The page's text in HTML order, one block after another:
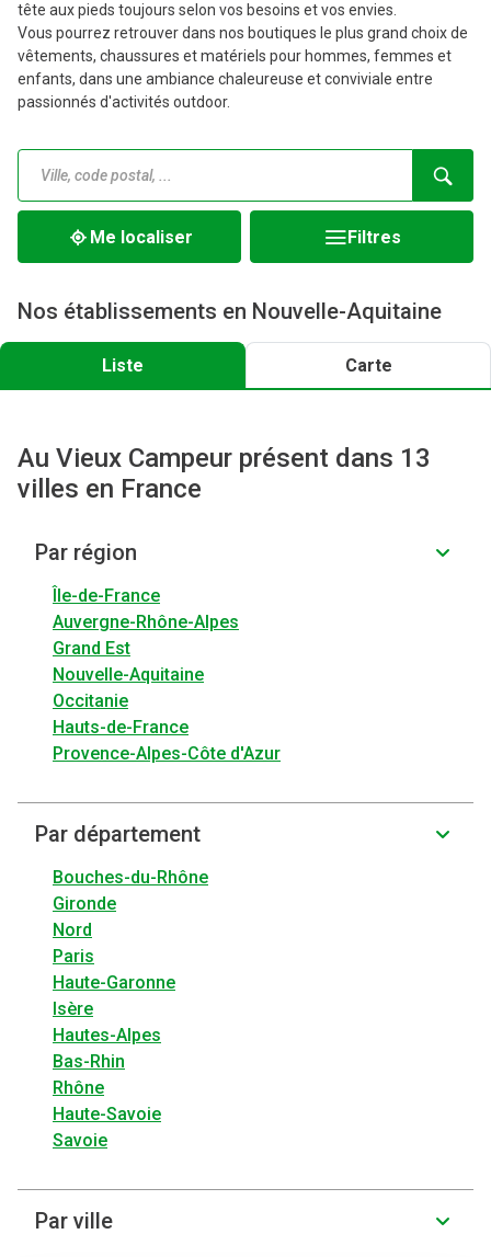
tête aux pieds toujours selon vos besoins et vos envies.
Vous pourrez retrouver dans nos boutiques le plus grand choix de
vêtements, chaussures et matériels pour hommes, femmes et
enfants, dans une ambiance chaleureuse et conviviale entre
passionnés d'activités outdoor.
Me localiser Filtres
Nos établissements en Nouvelle-Aquitaine
Liste Carte
Au Vieux Campeur présent dans 13
villes en France
Par région
Île-de-France
Auvergne-Rhône-Alpes
Grand Est
Nouvelle-Aquitaine
Occitanie
Hauts-de-France
Provence-Alpes-Côte d'Azur
Par département
Bouches-du-Rhône
Gironde
Nord
Paris
Haute-Garonne
Isère
Hautes-Alpes
Bas-Rhin
Rhône
Haute-Savoie
Savoie
Par ville